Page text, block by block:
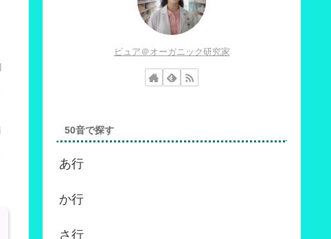
ピュア＠オーガニック研究家
50音で探す
あ行
か行
さ行